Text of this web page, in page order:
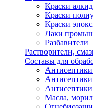
Краски
Краски
Краски
Лаки
Разбавители
Растворители,
Составы для
Масла,